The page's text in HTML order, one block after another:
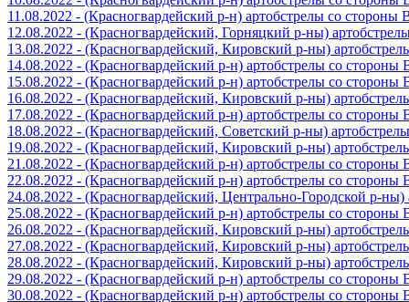
11.08.2022 - (Красногвардейский р-н) артобстрелы со стороны
12.08.2022 - (Красногвардейский, Горняцкий р-ны)
13.08.2022 - (Красногвардейский, Кировский р-ны)
14.08.2022 - (Красногвардейский р-н) артобстрелы со
15.08.2022 - (Красногвардейский р-н) артобстрелы со
16.08.2022 - (Красногвардейский, Кировский р-ны)
17.08.2022 - (Красногвардейский р-н) артобстрелы со
18.08.2022 - (Красногвардейский, Советский р-ны)
19.08.2022 - (Красногвардейский, Кировский р-ны)
21.08.2022 - (Красногвардейский р-н) артобстрелы со
22.08.2022 - (Красногвардейский р-н) артобстрелы со
24.08.2022 - (Красногвардейский, Центрально-Городской р-
25.08.2022 - (Красногвардейский р-н) артобстрелы со
26.08.2022 - (Красногвардейский, Кировский р-ны)
27.08.2022 - (Красногвардейский, Кировский р-ны)
28.08.2022 - (Красногвардейский, Кировский р-ны)
29.08.2022 - (Красногвардейский р-н) артобстрелы со
30.08.2022 - (Красногвардейский р-н) артобстрелы со